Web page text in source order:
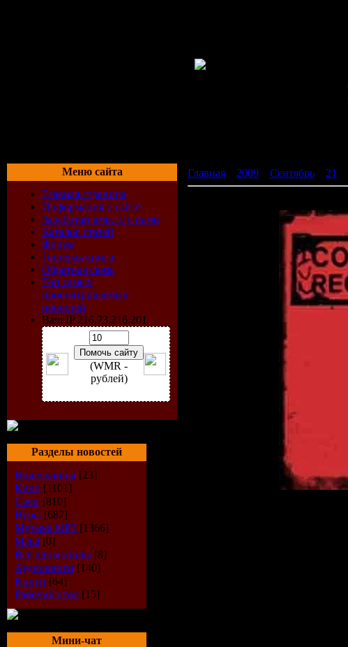
Меню сайта
Главная страница
Информация о сайте
Заработай вместе с нами
Каталог статей
Форум
Гостевая книга
Обратная связь
Топ самых
просматриваемых
новостей
Ваш IP 216.73.216.201
(WMR -
рублей)
Разделы новостей
Видеоклипы [23]
Кино [1101]
Софт [810]
Игры [687]
Музыка МР3 [1366]
Metal [0]
Всё для мобилы [8]
Аудиокниги [140]
Книги [64]
Рабочий стол [15]
Мини-чат
Главная 2009 Сентябрь 21